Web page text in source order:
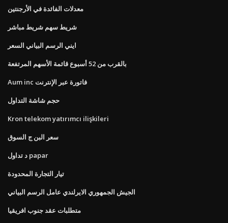
معدلات الفائدة في الأرجنتين
شريط سهم شريط مباشر
ايني الرسم البياني السعر
بالقرب من 52 أسبوع قائمة الأسهم المرتفعة
Aum inc فاتورة عبر الإنترنت
حجم شاشة التداول
Kron telekom yatırımcı ilişkileri
سعر البن ج السوق
د تداول papar
تيار التجارة المحدودة
الجيش الجمهوري الايرلندي عامل الرسم البياني
متطلبات عقد جنوب افريقيا